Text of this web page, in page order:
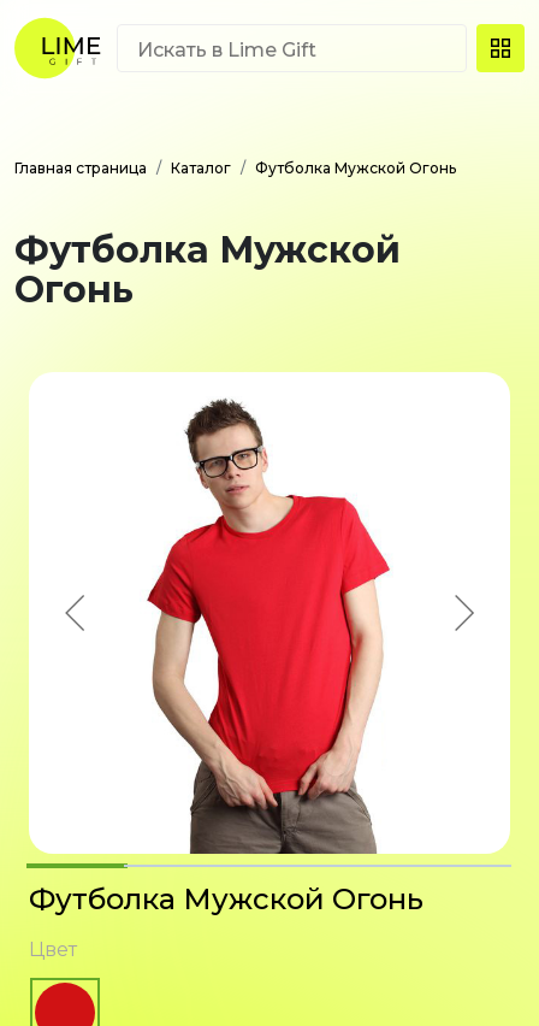
Главная страница Каталог Футболка Мужской Огонь
Футболка Мужской
Огонь
Футболка Мужской Огонь
Цвет